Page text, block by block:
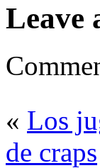
Leave
« Los
de craps